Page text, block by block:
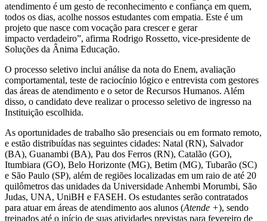
atendimento é um gesto de reconhecimento e confiança em quem,
todos os dias, acolhe nossos estudantes com empatia. Este é um
projeto que nasce com vocação para crescer e gerar
impacto verdadeiro”, afirma Rodrigo Rossetto, vice-presidente de
Soluções da Ânima Educação.
O processo seletivo inclui análise da nota do Enem, avaliação
comportamental, teste de raciocínio lógico e entrevista com gestores
das áreas de atendimento e o setor de Recursos Humanos. Além
disso, o candidato deve realizar o processo seletivo de ingresso na
Instituição escolhida.
As oportunidades de trabalho são presenciais ou em formato remoto,
e estão distribuídas nas seguintes cidades: Natal (RN), Salvador
(BA), Guanambi (BA), Pau dos Ferros (RN), Catalão (GO),
Itumbiara (GO), Belo Horizonte (MG), Betim (MG), Tubarão (SC)
e São Paulo (SP), além de regiões localizadas em um raio de até 20
quilômetros das unidades da Universidade Anhembi Morumbi, São
Judas, UNA, UniBH e FASEH. Os estudantes serão contratados
para atuar em áreas de atendimento aos alunos (Atende +), sendo
treinados até o início de suas atividades previstas para fevereiro de